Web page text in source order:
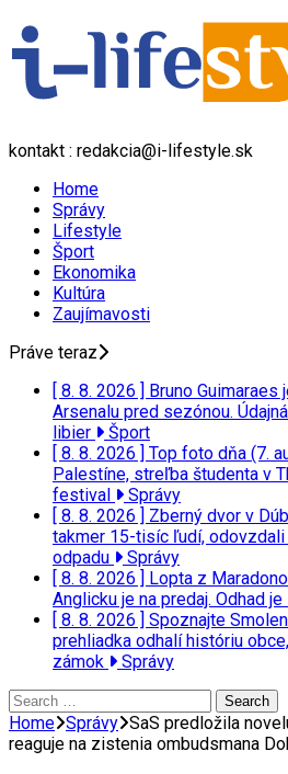
kontakt : redakcia@i-lifestyle.sk
Home
Správy
Lifestyle
Šport
Ekonomika
Kultúra
Zaujímavosti
Práve teraz
[ 8. 8. 2026 ] Bruno Guimaraes
Arsenalu pred sezónou.
libier
Šport
[ 8. 8. 2026 ] Top foto dňa (7.
Palestíne, streľba študenta v
festival
Správy
[ 8. 8. 2026 ] Zberný dvor v
takmer 15-tisíc ľudí,
odpadu
Správy
[ 8. 8. 2026 ] Lopta z
Anglicku je na predaj. Odhad
[ 8. 8. 2026 ] Spoznajte
prehliadka odhalí históriu
zámok
Správy
Search
for:
Home Správy SaS predložila
reaguje na zistenia ombudsmana